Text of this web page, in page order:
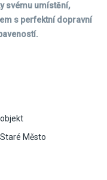
svému umístění,
s perfektní dopravní
Město